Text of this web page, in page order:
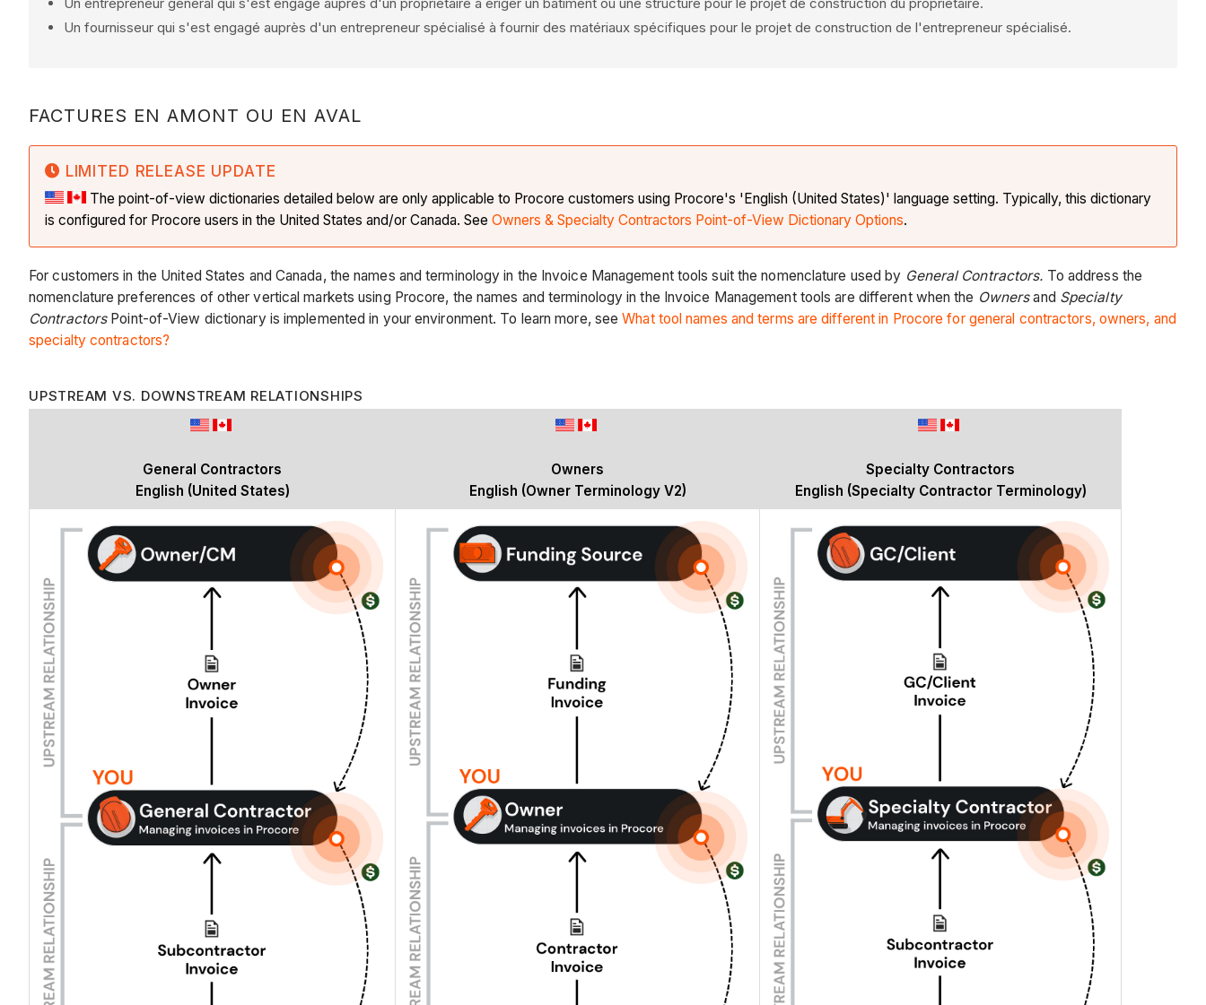
Un fournisseur qui s'est engagé auprès d'un entrepreneur spécialisé à fournir des matériaux spécifiques pour le projet de construction de l'entrepreneur spécialisé.
FACTURES EN AMONT OU EN AVAL
LIMITED RELEASE UPDATE
The point-of-view dictionaries detailed below are only applicable to Procore customers using Procore's 'English (United States)' language setting. Typically, this dictionary
is configured for Procore users in the United States and/or Canada. See Owners & Specialty Contractors Point-of-View Dictionary Options.
For customers in the United States and Canada, the names and terminology in the Invoice Management tools suit the nomenclature used by General Contractors. To address the
nomenclature preferences of other vertical markets using Procore, the names and terminology in the Invoice Management tools are different when the Ownersand Specialty
Contractors Point-of-View dictionary is implemented in your environment. To learn more, seeWhat tool names and terms are different in Procore for general contractors, owners, and
specialty contractors?
UPSTREAM VS. DOWNSTREAM RELATIONSHIPS
General Contractors
English (United States)
Owners
English (Owner Terminology V2)
Specialty Contractors
English (Specialty Contractor Terminology)